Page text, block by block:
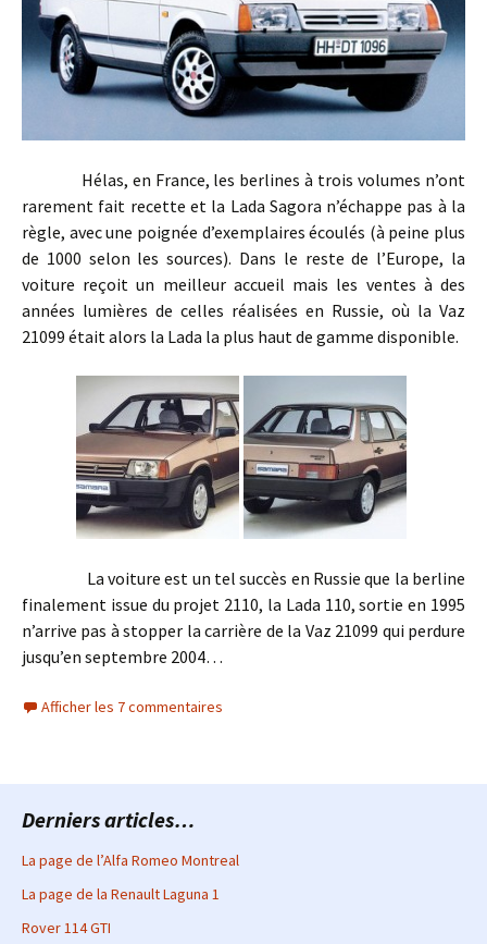
Hélas, en France, les berlines à trois volumes n’ont
rarement fait recette et la Lada Sagora n’échappe pas à la
règle, avec une poignée d’exemplaires écoulés (à peine plus
de 1000 selon les sources). Dans le reste de l’Europe, la
voiture reçoit un meilleur accueil mais les ventes à des
années lumières de celles réalisées en Russie, où la Vaz
21099 était alors la Lada la plus haut de gamme disponible.
La voiture est un tel succès en Russie que la berline
finalement issue du projet 2110, la Lada 110, sortie en 1995
n’arrive pas à stopper la carrière de la Vaz 21099 qui perdure
jusqu’en septembre 2004…
Afficher les 7 commentaires
Derniers articles…
La page de l’Alfa Romeo Montreal
La page de la Renault Laguna 1
Rover 114 GTI